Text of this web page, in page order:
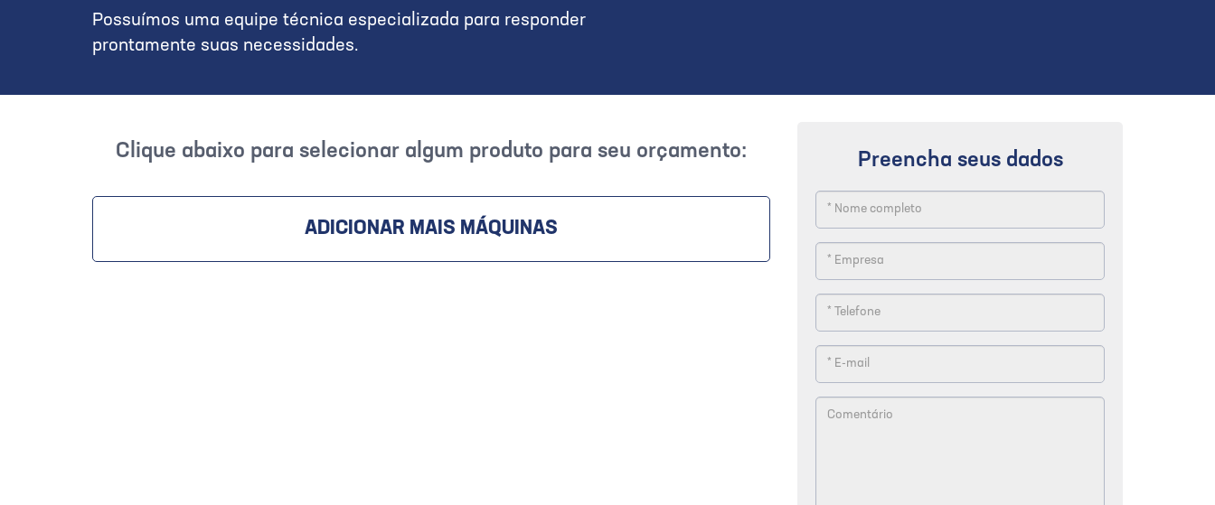
Possuímos uma equipe técnica especializada para responder
prontamente suas necessidades.
Clique abaixo para selecionar algum produto para seu orçamento:
ADICIONAR MAIS MÁQUINAS
Preencha seus dados